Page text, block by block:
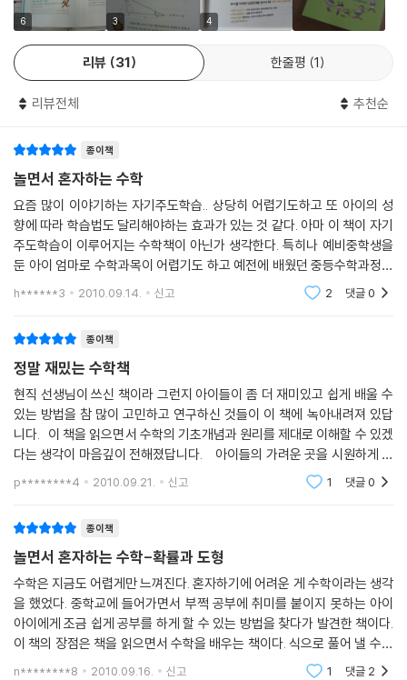
6 3 4
리뷰 31 한줄평 1
리뷰전체 추천순
종이책
놀면서 혼자하는 수학
요즘 많이 이야기하는 자기주도학습.. 상당히 어렵기도하고 또 아이의 성
향에 따라 학습법도 달리해야하는 효과가 있는 것 같다. 아마 이 책이 자기
주도학습이 이루어지는 수학책이 아닌가 생각한다. 특히나 예비중학생을
둔 아이 엄마로 수학과목이 어렵기도 하고 예전에 배웠던 중등수학과정과
비교할 때 어럽기도 하고 깊이도 있어서 처음부터 개념잡기가 제대로 되어
h******3 2010.09.14. 신고 2 댓글0
종이책
정말 재밌는 수학책
현직 선생님이 쓰신 책이라 그런지 아이들이 좀 더 재미있고 쉽게 배울 수
있는 방법을 참 많이 고민하고 연구하신 것들이 이 책에 녹아내려져 있답
니다. 이 책을 읽으면서 수학의 기초개념과 원리를 제대로 이해할 수 있겠
다는 생각이 마음깊이 전해졌답니다. 아이들의 가려운 곳을 시원하게 긁
어주는 학부모들의 답답함과 불안감을 깨끗이 씻어주는 그런 책....
p********4 2010.09.21. 신고 1 댓글0
종이책
놀면서 혼자하는 수학-확률과 도형
수학은 지금도 어렵게만 느껴진다. 혼자하기에 어려운 게 수학이라는 생각
을 했었다. 중학교에 들어가면서 부쩍 공부에 취미를 붙이지 못하는 아이
아이에게 조금 쉽게 공부를 하게 할 수 있는 방법을 찾다가 발견한 책이다.
이 책의 장점은 책을 읽으면서 수학을 배우는 책이다. 식으로 풀어 낼 수도
있겠지만 그냥 읽어도 무관 할 듯하다. 그냥 천천히 한 장 한 장 걷어
n********8 2010.09.16. 신고 1 댓글 2